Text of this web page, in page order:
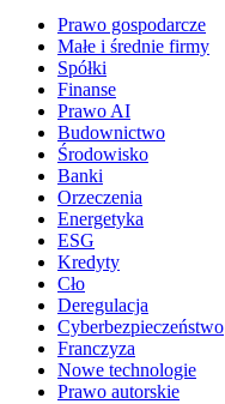
Prawo gospodarcze
Małe i średnie firmy
Spółki
Finanse
Prawo AI
Budownictwo
Środowisko
Banki
Orzeczenia
Energetyka
ESG
Kredyty
Cło
Deregulacja
Cyberbezpieczeństwo
Franczyza
Nowe technologie
Prawo autorskie